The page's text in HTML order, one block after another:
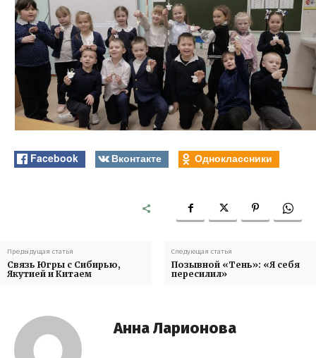
Facebook Вконтакте Одноклассники
Предыдущая статья
Связь Югры с Сибирью,
Якутией и Китаем
Следующая статья
Позывной «Тень»: «Я себя
пересилил»
Анна Ларионова